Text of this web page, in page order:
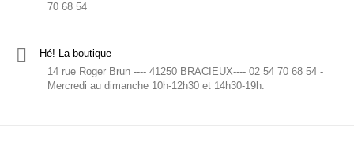
70 68 54
Hé! La boutique
14 rue Roger Brun ---- 41250 BRACIEUX---- 02 54 70 68 54 -
Mercredi au dimanche 10h-12h30 et 14h30-19h.